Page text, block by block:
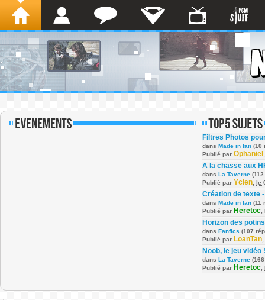
Filtres Photos
dans Made in fan (10
Publié par Ophaniel
A la chasse aux
dans La Taverne
Publié par Ycien le
Création de texte
dans Made in fan (11
Publié par Heretoc
Horizon des potins
dans Fanfics (107
Publié par LoanTan
Noob, le jeu vidéo !
dans La Taverne
Publié par Heretoc